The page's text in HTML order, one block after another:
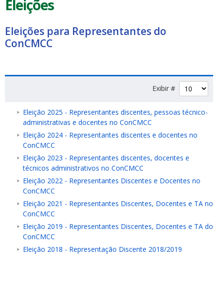
Eleições
Eleições para Representantes do
ConCMCC
Exibir #
Eleição 2025 - Representantes discentes, pessoas técnico-
administrativas e docentes no ConCMCC
Eleição 2024 - Representantes discentes e docentes no
ConCMCC
Eleição 2023 - Representantes discentes, docentes e
técnicos administrativos no ConCMCC
Eleição 2022 - Representantes Discentes e Docentes no
ConCMCC
Eleição 2021 - Representantes Discentes, Docentes e TA no
ConCMCC
Eleição 2019 - Representantes Discentes, Docentes e TA do
ConCMCC
Eleição 2018 - Representação Discente 2018/2019